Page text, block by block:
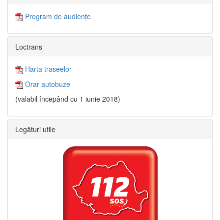
Program de audiențe
Loctrans
Harta traseelor
Orar autobuze
(valabil începând cu 1 iunie 2018)
Legături utile